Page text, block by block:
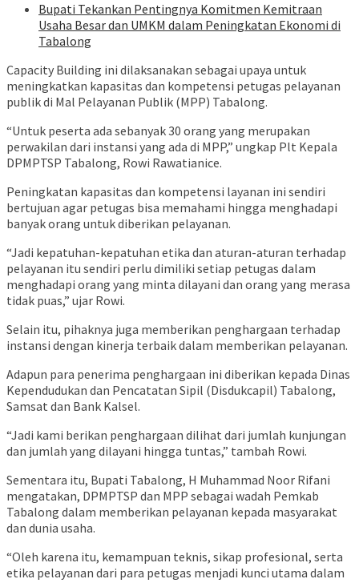
Bupati Tekankan Pentingnya Komitmen Kemitraan
Usaha Besar dan UMKM dalam Peningkatan Ekonomi di
Tabalong
Capacity Building ini dilaksanakan sebagai upaya untuk
meningkatkan kapasitas dan kompetensi petugas pelayanan
publik di Mal Pelayanan Publik (MPP) Tabalong.
“Untuk peserta ada sebanyak 30 orang yang merupakan
perwakilan dari instansi yang ada di MPP,” ungkap Plt Kepala
DPMPTSP Tabalong, Rowi Rawatianice.
Peningkatan kapasitas dan kompetensi layanan ini sendiri
bertujuan agar petugas bisa memahami hingga menghadapi
banyak orang untuk diberikan pelayanan.
“Jadi kepatuhan-kepatuhan etika dan aturan-aturan terhadap
pelayanan itu sendiri perlu dimiliki setiap petugas dalam
menghadapi orang yang minta dilayani dan orang yang merasa
tidak puas,” ujar Rowi.
Selain itu, pihaknya juga memberikan penghargaan terhadap
instansi dengan kinerja terbaik dalam memberikan pelayanan.
Adapun para penerima penghargaan ini diberikan kepada Dinas
Kependudukan dan Pencatatan Sipil (Disdukcapil) Tabalong,
Samsat dan Bank Kalsel.
“Jadi kami berikan penghargaan dilihat dari jumlah kunjungan
dan jumlah yang dilayani hingga tuntas,” tambah Rowi.
Sementara itu, Bupati Tabalong, H Muhammad Noor Rifani
mengatakan, DPMPTSP dan MPP sebagai wadah Pemkab
Tabalong dalam memberikan pelayanan kepada masyarakat
dan dunia usaha.
“Oleh karena itu, kemampuan teknis, sikap profesional, serta
etika pelayanan dari para petugas menjadi kunci utama dalam